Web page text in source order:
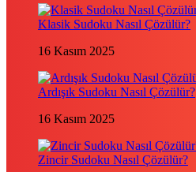
Klasik Sudoku Nasıl Çözülür?
16 Kasım 2025
Ardışık Sudoku Nasıl Çözülür?
16 Kasım 2025
Zincir Sudoku Nasıl Çözülür?